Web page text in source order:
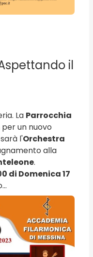
il
La Parrocchia
un nuovo
l'Orchestra
alla
.
di Domenica 17